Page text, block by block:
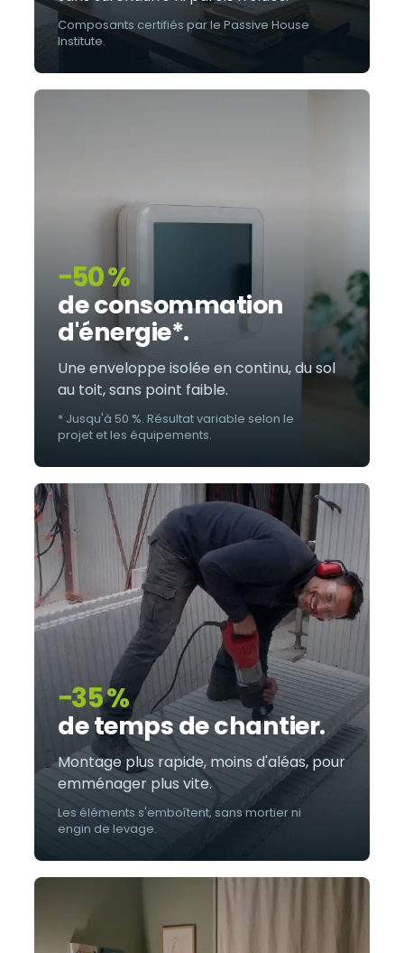
Composants certifiés par le Passive House
Institute.
−50 %
de consommation
d'énergie*.
Une enveloppe isolée en continu, du sol
au toit, sans point faible.
* Jusqu'à 50 %. Résultat variable selon le
projet et les équipements.
−35 %
de temps de chantier.
Montage plus rapide, moins d'aléas, pour
emménager plus vite.
Les éléments s'emboîtent, sans mortier ni
engin de levage.